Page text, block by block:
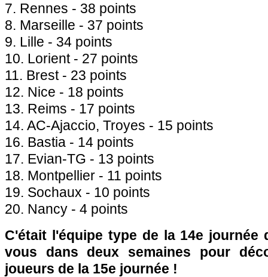
7. Rennes - 38 points
8. Marseille - 37 points
9. Lille - 34 points
10. Lorient - 27 points
11. Brest - 23 points
12. Nice - 18 points
13. Reims - 17 points
14. AC-Ajaccio, Troyes - 15 points
16. Bastia - 14 points
17. Evian-TG - 13 points
18. Montpellier - 11 points
19. Sochaux - 10 points
20. Nancy - 4 points
C'était l'équipe type de la 14e journée
vous dans deux semaines pour
joueurs de la 15e journée !